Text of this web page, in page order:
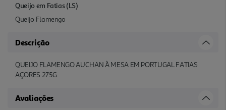
Queijo em Fatias (LS)
Queijo Flamengo
Descrição
QUEIJO FLAMENGO AUCHAN À MESA EM PORTUGAL FATIAS
AÇORES 275G
Avaliações